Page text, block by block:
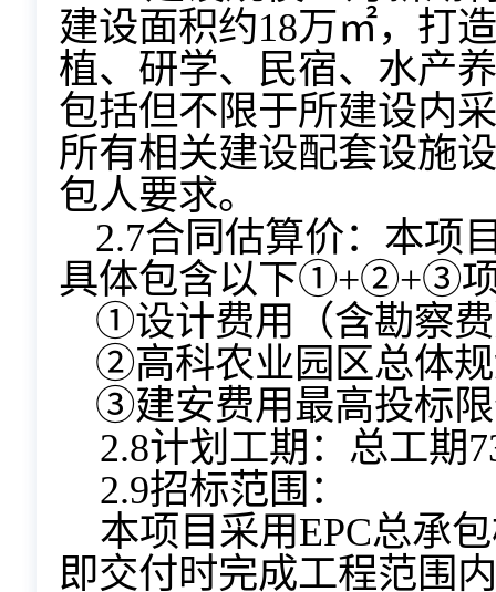
建设面积约18万㎡，打
植、研学、民宿、水产
包括但不限于所建设内
所有相关建设配套设施
包人要求。
2.7合同估算价：本项
具体包含以下①+②+③
①设计费用（含勘察
②高科农业园区总体
③建安费用最高投标限
2.8计划工期：总工期
2.9招标范围：
本项目采用EPC总承
即交付时完成工程范围